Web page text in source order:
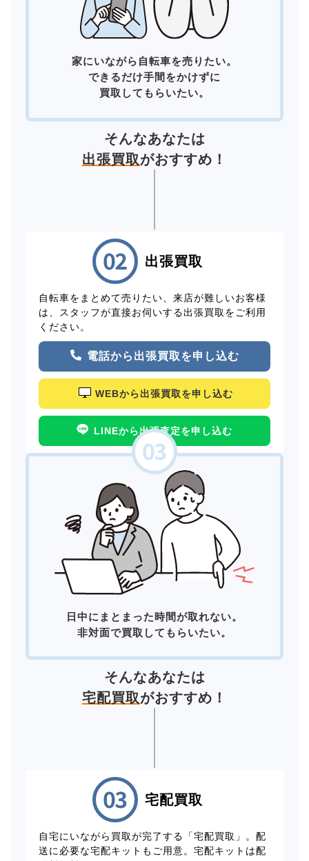
家にいながら自転車を売りたい。
できるだけ手間をかけずに
買取してもらいたい。
そんなあなたは
出張買取がおすすめ！
出張買取
自転車をまとめて売りたい、来店が難しいお客様
は、スタッフが直接お伺いする出張買取をご利用
ください。
電話から出張買取を申し込む
WEBから出張買取を申し込む
LINEから出張査定を申し込む
日中にまとまった時間が取れない。
非対面で買取してもらいたい。
そんなあなたは
宅配買取がおすすめ！
宅配買取
自宅にいながら買取が完了する「宅配買取」。配
送に必要な宅配キットもご用意。宅配キットは配